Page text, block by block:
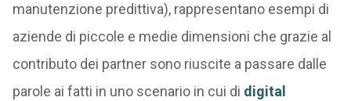
manutenzione predittiva), rappresentano esempi di
aziende di piccole e medie dimensioni che grazie al
contributo dei partner sono riuscite a passare dalle
parole ai fatti in uno scenario in cui di digital